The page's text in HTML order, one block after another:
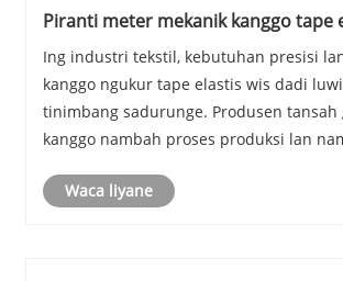
Piranti meter mekanik kanggo tape
Ing industri tekstil, kebutuhan presisi
kanggo ngukur tape elastis wis dadi
tinimbang sadurunge. Produsen tansah
kanggo nambah proses produksi lan
kanggo tape elastis mlebu.
Waca liyane